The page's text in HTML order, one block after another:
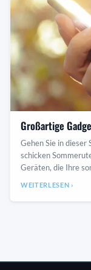
Großartige
Gehen Sie in dieser
schicken
Geräten, die Ihre
WEITERLESEN ›